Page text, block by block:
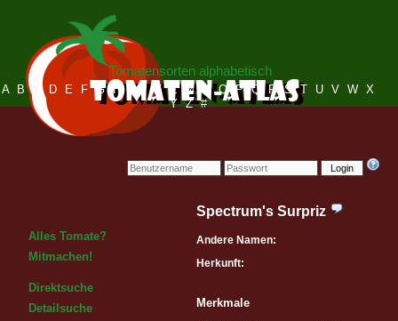
Login
Tomatensorten alphabetisch
A B C D E F G H I J K L M N O P Q R S T U V W X
Y Z #
Alles Tomate?
Mitmachen!
Direktsuche
Detailsuche
Spectrum's Surpriz
Andere Namen:
Herkunft:
Merkmale